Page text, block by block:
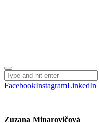
FacebookInstagramLinkedIn
Zuzana Minarovičová